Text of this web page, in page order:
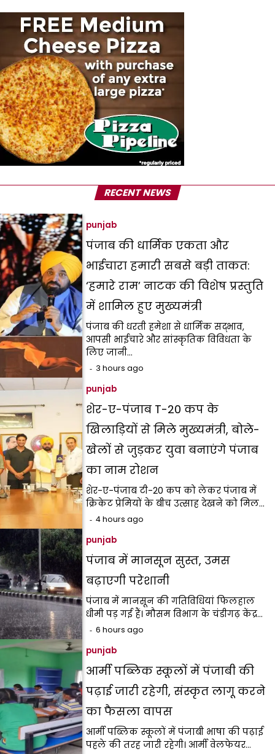
RECENT NEWS
punjab
पंजाब की धार्मिक एकता और
भाईचारा हमारी सबसे बड़ी ताकत:
‘हमारे राम’ नाटक की विशेष प्रस्तुति
में शामिल हुए मुख्यमंत्री
पंजाब की धरती हमेशा से धार्मिक सद्भाव,
आपसी भाईचारे और सांस्कृतिक विविधता के
लिए जानी…
3 hours ago
punjab
शेर-ए-पंजाब T-20 कप के
खिलाड़ियों से मिले मुख्यमंत्री, बोले-
खेलों से जुड़कर युवा बनाएंगे पंजाब
का नाम रोशन
शेर-ए-पंजाब टी-20 कप को लेकर पंजाब में
क्रिकेट प्रेमियों के बीच उत्साह देखने को मिल…
4 hours ago
punjab
पंजाब में मानसून सुस्त, उमस
बढ़ाएगी परेशानी
पंजाब में मानसून की गतिविधियां फिलहाल
धीमी पड़ गई हैं। मौसम विभाग के चंडीगढ़ केंद्र…
6 hours ago
punjab
आर्मी पब्लिक स्कूलों में पंजाबी की
पढ़ाई जारी रहेगी, संस्कृत लागू करने
का फैसला वापस
आर्मी पब्लिक स्कूलों में पंजाबी भाषा की पढ़ाई
पहले की तरह जारी रहेगी। आर्मी वेलफेयर…